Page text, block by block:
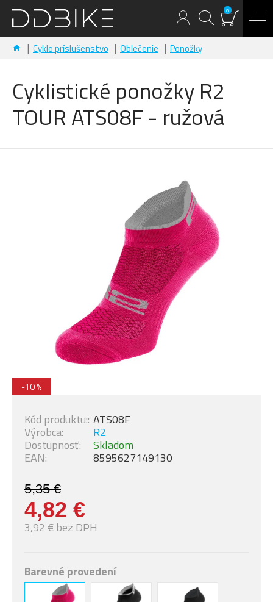
0
Cyklo príslušenstvo Oblečenie Ponožky
Cyklistické ponožky R2
TOUR ATS08F - ružová
-10 %
5,35 €
4,82 €
3,92 € bez DPH
Dostupnosť: Skladom
Výrobca: R2
Kód produktu:: ATS08F
EAN: 8595627149130
Barevné provedení